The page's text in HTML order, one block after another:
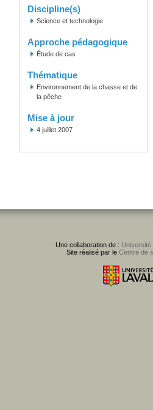
Discipline(s)
Science et technologie
Approche pédagogique
Étude de cas
Thématique
Environnement de la chasse et de
la pêche
Mise à jour
4 juillet 2007
Une collaboration de : Université
Site réalisé par le Centre de